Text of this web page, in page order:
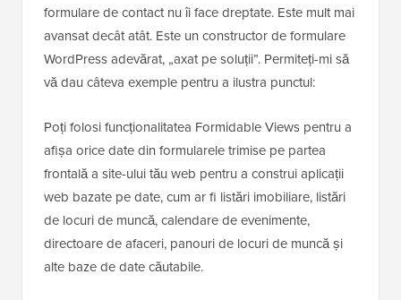
formulare de contact nu îi face dreptate. Este mult mai
avansat decât atât. Este un constructor de formulare
WordPress adevărat, „axat pe soluții”. Permiteți-mi să
vă dau câteva exemple pentru a ilustra punctul:
Poți folosi funcționalitatea Formidable Views pentru a
afișa orice date din formularele trimise pe partea
frontală a site-ului tău web pentru a construi aplicații
web bazate pe date, cum ar fi listări imobiliare, listări
de locuri de muncă, calendare de evenimente,
directoare de afaceri, panouri de locuri de muncă și
alte baze de date căutabile.